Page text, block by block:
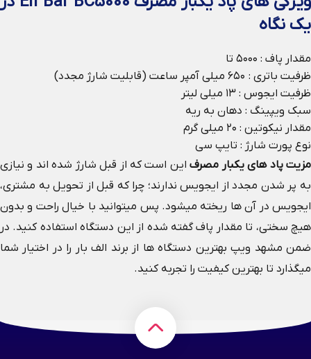
یک نگاه
مقدار پاف : ۵۰۰۰ تا
ظرفیت باتری : ۶۵۰ میلی آمپر ساعت (قابلیت شارژ مجدد)
ظرفیت ایجوس : ۱۳ میلی لیتر
سبک ویپینگ : دهان به ریه
مقدار نیکوتین : ۲۰ میلی گرم
نوع پورت شارژ : تایپ سی
مزیت پاد های یکبار مصرفاین است که از قبل شارژ شده اند و نیازی
به پر شدن مجدد از ایجویس ندارند؛ چرا که قبل از تحویل به مشتری،
ایجویس در آن ها ریخته میشود. پس میتوانید با خیال راحت و بدون
هیچ سختی، تا مقدار پاف گفته شده از این دستگاه استفاده کنید. در
ضمن مشهد ویپ بهترین دستگاه ها از برند الف بار را در اختیار شما
میگذارد تا بهترین کیفیت را تجربه کنید.